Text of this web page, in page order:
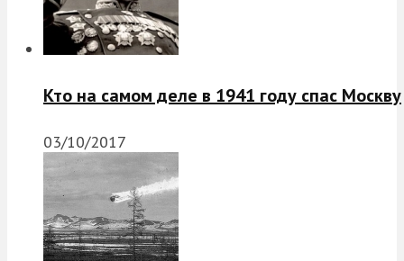
Кто на самом деле в 1941 году спас Москву
03/10/2017